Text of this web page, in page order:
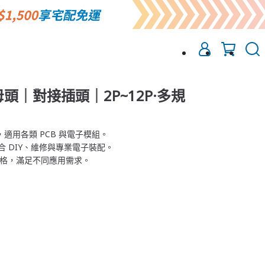
｜對接插頭｜2P~12P·多規
用各類 PCB 與電子模組。
DIY、維修與專業電子裝配。
，滿足不同應用需求。